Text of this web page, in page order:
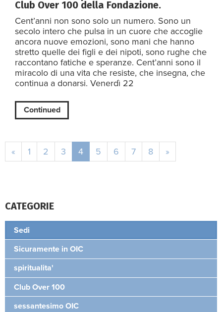
Club Over 100 della Fondazione.
Cent’anni non sono solo un numero. Sono un
secolo intero che pulsa in un cuore che accoglie
ancora nuove emozioni, sono mani che hanno
stretto quelle dei figli e dei nipoti, sono rughe che
raccontano fatiche e speranze. Cent’anni sono il
miracolo di una vita che resiste, che insegna, che
continua a donarsi. Venerdì 22
Continued
« 1 2 3 4 5 6 7 8 »
CATEGORIE
Sedi
Sicuramente in OIC
spiritualita'
Club Over 100
sessantesimo OIC